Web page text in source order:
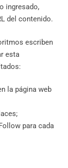
ingresado,
del contenido.
escriben
esta
la página web
para cada